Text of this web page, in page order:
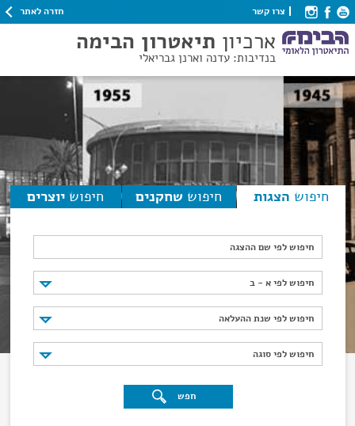
צרו קשר חזרה לאתר
ארכיון תיאטרון הבימה
בנדיבות: עדנה וארנן גבריאלי
חיפוש הצגות חיפוש שחקנים חיפוש יוצרים
חיפוש לפי שם ההצגה
חיפוש לפי א - ב
חיפוש לפי א - ב
חיפוש לפי שנת ההעלאה
חיפוש לפי שנת ההעלאה
חיפוש לפי סוגה
חיפוש לפי סוגה
חפש